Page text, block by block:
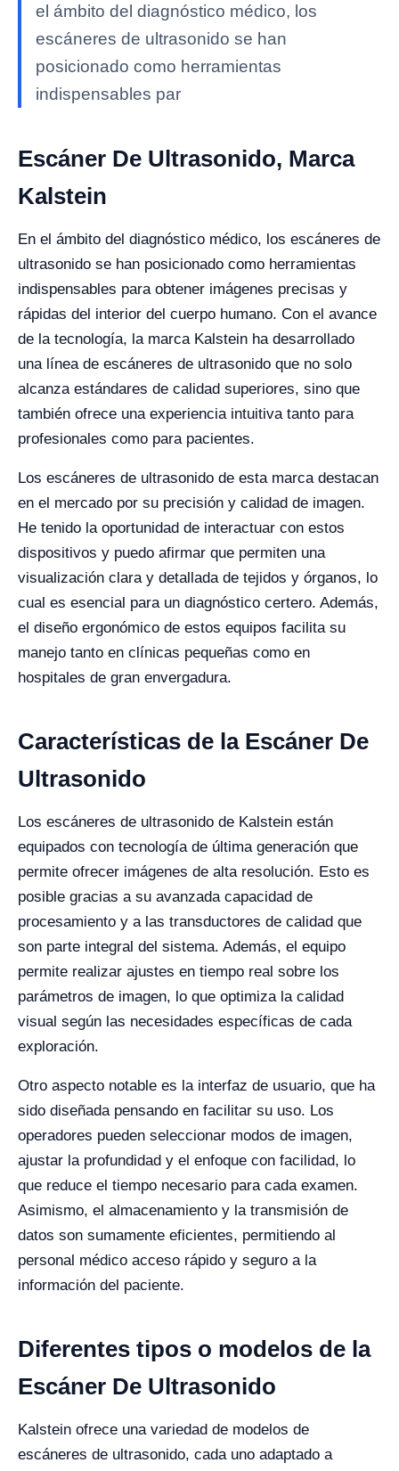
el ámbito del diagnóstico médico, los
escáneres de ultrasonido se han
posicionado como herramientas
indispensables par
Escáner De Ultrasonido, Marca
Kalstein
En el ámbito del diagnóstico médico, los escáneres de
ultrasonido se han posicionado como herramientas
indispensables para obtener imágenes precisas y
rápidas del interior del cuerpo humano. Con el avance
de la tecnología, la marca Kalstein ha desarrollado
una línea de escáneres de ultrasonido que no solo
alcanza estándares de calidad superiores, sino que
también ofrece una experiencia intuitiva tanto para
profesionales como para pacientes.
Los escáneres de ultrasonido de esta marca destacan
en el mercado por su precisión y calidad de imagen.
He tenido la oportunidad de interactuar con estos
dispositivos y puedo afirmar que permiten una
visualización clara y detallada de tejidos y órganos, lo
cual es esencial para un diagnóstico certero. Además,
el diseño ergonómico de estos equipos facilita su
manejo tanto en clínicas pequeñas como en
hospitales de gran envergadura.
Características de la Escáner De
Ultrasonido
Los escáneres de ultrasonido de Kalstein están
equipados con tecnología de última generación que
permite ofrecer imágenes de alta resolución. Esto es
posible gracias a su avanzada capacidad de
procesamiento y a las transductores de calidad que
son parte integral del sistema. Además, el equipo
permite realizar ajustes en tiempo real sobre los
parámetros de imagen, lo que optimiza la calidad
visual según las necesidades específicas de cada
exploración.
Otro aspecto notable es la interfaz de usuario, que ha
sido diseñada pensando en facilitar su uso. Los
operadores pueden seleccionar modos de imagen,
ajustar la profundidad y el enfoque con facilidad, lo
que reduce el tiempo necesario para cada examen.
Asimismo, el almacenamiento y la transmisión de
datos son sumamente eficientes, permitiendo al
personal médico acceso rápido y seguro a la
información del paciente.
Diferentes tipos o modelos de la
Escáner De Ultrasonido
Kalstein ofrece una variedad de modelos de
escáneres de ultrasonido, cada uno adaptado a